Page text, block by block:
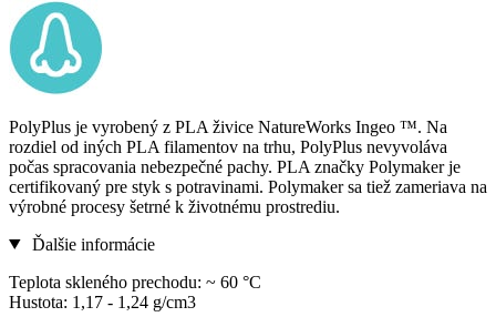
PolyPlus je vyrobený z PLA živice NatureWorks Ingeo ™. Na
rozdiel od iných PLA filamentov na trhu, PolyPlus nevyvoláva
počas spracovania nebezpečné pachy. PLA značky Polymaker je
certifikovaný pre styk s potravinami. Polymaker sa tiež zameriava na
výrobné procesy šetrné k životnému prostrediu.
Ďalšie informácie
Teplota skleného prechodu: ~ 60 °C
Hustota: 1,17 - 1,24 g/cm3